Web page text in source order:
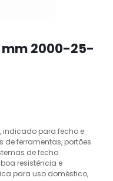
2000-25-
para fecho e
de ferramentas, portões
de fecho
resistência e
para uso doméstico,